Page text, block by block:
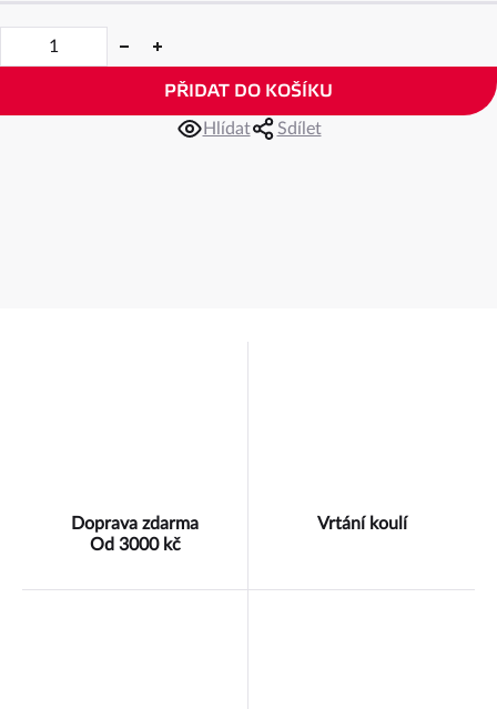
PŘIDAT DO KOŠÍKU
Hlídat Sdílet
Doprava zdarma
Od 3000 kč
Vrtání koulí